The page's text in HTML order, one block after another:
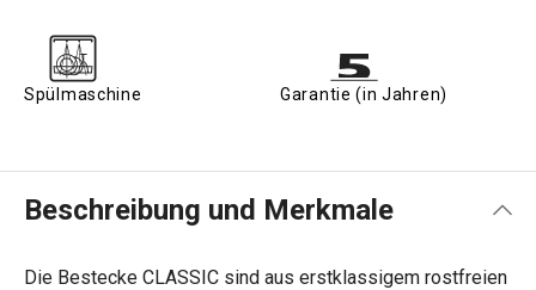
Spülmaschine Garantie (in Jahren)
Beschreibung und Merkmale
Die Bestecke CLASSIC sind aus erstklassigem rostfreien